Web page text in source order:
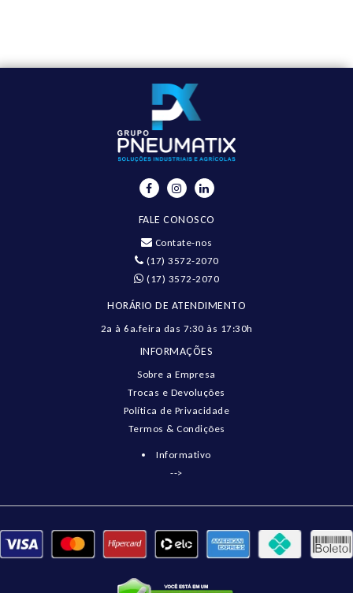
FALE CONOSCO
Contate-nos
(17) 3572-2070
(17) 3572-2070
HORÁRIO DE ATENDIMENTO
2a à 6a.feira das 7:30 às 17:30h
INFORMAÇÕES
Sobre a Empresa
Trocas e Devoluções
Política de Privacidade
Termos & Condições
Informativo
-->